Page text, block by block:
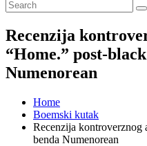
Recenzija
“Home.” post-
Numenorean
Home
Boemski kutak
Recenzija kontroverznog
benda Numenorean